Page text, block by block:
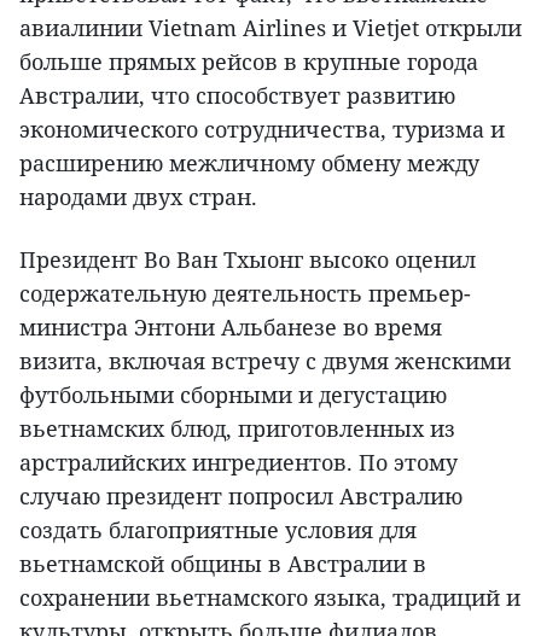
авиалинии Vietnam Airlines и Vietjet открыли
больше прямых рейсов в крупные города
Австралии, что способствует развитию
экономического сотрудничества, туризма и
расширению межличному обмену между
народами двух стран.
Президент Во Ван Тхыонг высоко оценил
содержательную деятельность премьер-
министра Энтони Альбанезе во время
визита, включая встречу с двумя женскими
футбольными сборными и дегустацию
вьетнамских блюд, приготовленных из
арстралийских ингредиентов. По этому
случаю президент попросил Австралию
создать благоприятные условия для
вьетнамской общины в Австралии в
сохранении вьетнамского языка, традиций и